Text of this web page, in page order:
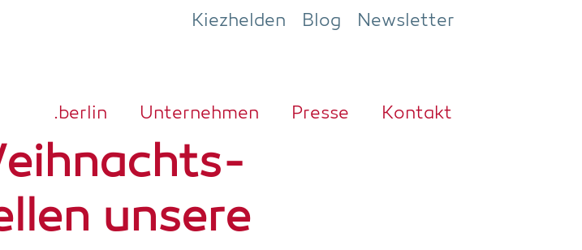
Kiezhelden Blog Newsletter
.ber­lin Unter­neh­men Pres­se Kon­takt
unse­re